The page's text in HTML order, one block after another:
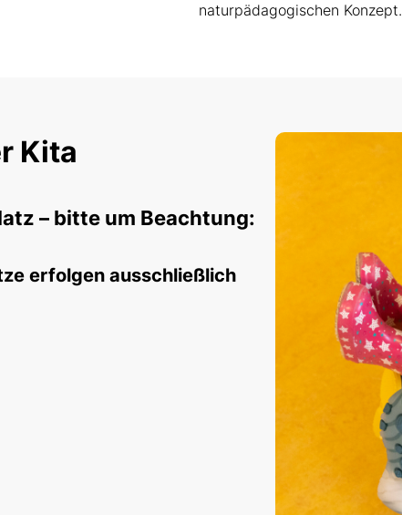
naturpädagogischen Konzept.
Kita
– bitte um Beachtung:
erfolgen ausschließlich